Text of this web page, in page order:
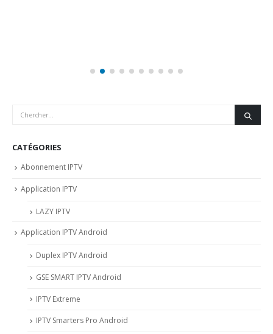
CATÉGORIES
Abonnement IPTV
Application IPTV
LAZY IPTV
Application IPTV Android
Duplex IPTV Android
GSE SMART IPTV Android
IPTV Extreme
IPTV Smarters Pro Android